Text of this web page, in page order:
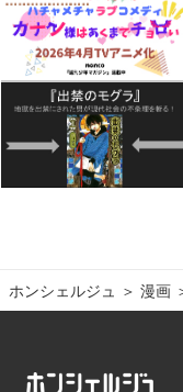
ホンシェルジュ ＞ 漫画